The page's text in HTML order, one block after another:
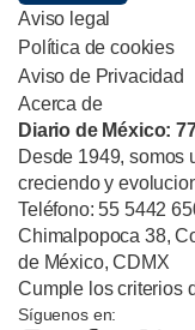
Aviso legal
Política de cookies
Aviso de Privacidad
Acerca de
Diario de México:
Desde 1949, somos
creciendo y
Teléfono: 55 5442
Chimalpopoca 38,
de México, CDMX
Cumple los criterios
Síguenos en: